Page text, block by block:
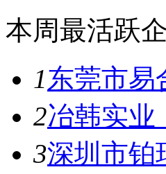
本周最活跃
1东莞市易
2冶韩实业
3深圳市铂